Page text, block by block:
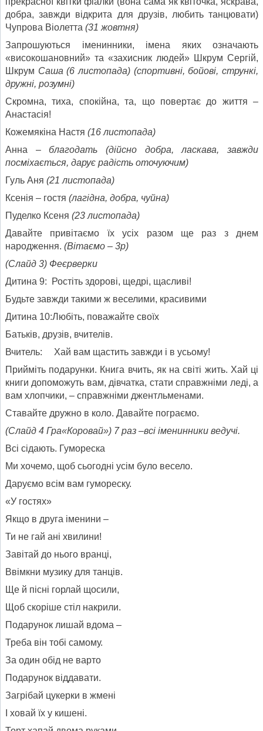
добра, завжди відкрита для друзів, любить танцювати)
Чупрова Віолетта (31 жовтня)
Запрошуються іменинники, імена яких означають
«високошановний» та «захисник людей» Шкрум Сергій,
Шкрум Саша (6 листопада) (спортивні, бойові, стрункі,
дружні, розумні)
Скромна, тиха, спокійна, та, що повертає до життя –
Анастасія!
Кожемякіна Настя (16 листопада)
Анна –благодать (дійсно добра, ласкава, завжди
посміхається, дарує радість оточуючим)
Гуль Аня (21 листопада)
Ксенія – гостя (лагідна, добра, чуйна)
Пуделко Ксеня (23 листопада)
Давайте привітаємо їх усіх разом ще раз з днем
народження. (Вітаємо – 3р)
(Слайд 3) Феєрверки
Дитина 9: Ростіть здорові, щедрі, щасливі!
Будьте завжди такими ж веселими, красивими
Дитина 10:Любіть, поважайте своїх
Батьків, друзів, вчителів.
Вчитель: Хай вам щастить завжди і в усьому!
Прийміть подарунки. Книга вчить, як на світі жить. Хай ці
книги допоможуть вам, дівчатка, стати справжніми леді, а
вам хлопчики, – справжніми джентльменами.
Ставайте дружно в коло. Давайте пограємо.
(Слайд 4 Гра«Коровай») 7 раз –всі іменинники ведучі.
Всі сідають. Гумореска
Ми хочемо, щоб сьогодні усім було весело.
Даруємо всім вам гумореску.
«У гостях»
Якщо в друга іменини –
Ти не гай ані хвилини!
Завітай до нього вранці,
Ввімкни музику для танців.
Ще й пісні горлай щосили,
Щоб скоріше стіл накрили.
Подарунок лишай вдома –
Треба він тобі самому.
За один обід не варто
Подарунок віддавати.
Загрібай цукерки в жмені
І ховай їх у кишені.